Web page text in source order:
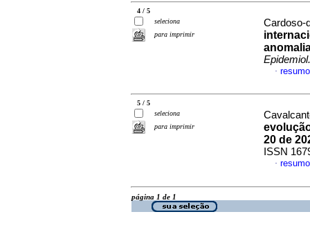
4 / 5
seleciona
para imprimir
Cardoso-
·
5 / 5
seleciona
para imprimir
20 de
ISSN
·
página 1 de 1